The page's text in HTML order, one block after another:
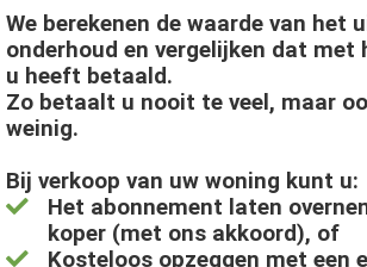
We berekenen de waarde van het
onderhoud en vergelijken dat met
u heeft betaald.
Zo betaalt u nooit te veel, maar
weinig.
Bij verkoop van uw woning kunt u:
Het abonnement laten
koper (met ons akkoord), of
Kosteloos opzeggen met een